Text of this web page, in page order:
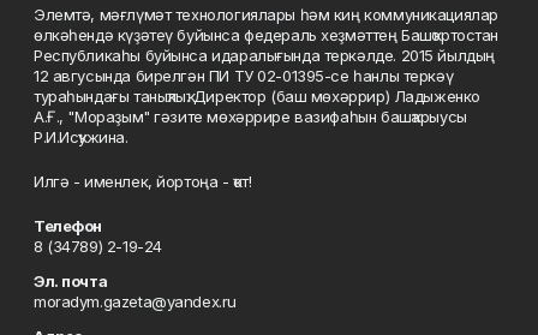
Элемтә, мәғлүмәт технологиялары һәм киң коммуникациялар
өлкәһендә күҙәтеү буйынса федераль хеҙмәттең Башҡортостан
Республикаһы буйынса идаралығында теркәлде. 2015 йылдың
12 авгусында бирелгән ПИ ТУ 02-01395-се һанлы теркәү
тураһындағы таныҡлыҡ. Директор (баш мөхәррир) Ладыженко
А.Ғ., "Мораҙым" гәзите мөхәррире вазифаһын башҡарыусы
Р.И.Исҡужина.
Илгә - именлек, йортоңа - ҡот!
Телефон
8 (34789) 2-19-24
Эл. почта
moradym.gazeta@yandex.ru